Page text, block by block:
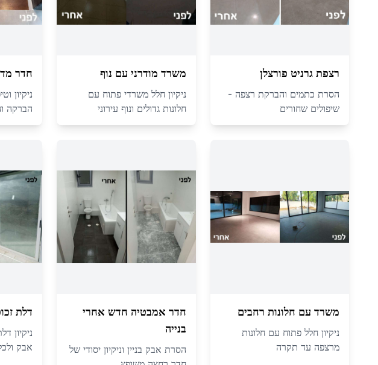
רצפת גרניט פורצלן
הסרת כתמים והברקת רצפה -
שיפולים שחורים
משרד מודרני עם נוף
ניקיון חלל משרדי פתוח עם
חלונות גדולים ונוף עירוני
חדר
ניקיון
הברקה
משרד עם חלונות רחבים
ניקיון חלל פתוח עם חלונות
מרצפה עד תקרה
חדר אמבטיה חדש אחרי
בנייה
הסרת אבק בניין וניקיון יסודי של
דלת
ניקיון
אבק